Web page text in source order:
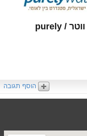
פיורלי ווטר / purely
הוסף תגובה